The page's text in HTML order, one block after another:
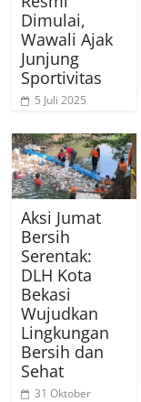
Dimulai,
Wawali Ajak
Junjung
Sportivitas
5 Juli 2025
Aksi Jumat
Bersih
Serentak:
DLH Kota
Bekasi
Wujudkan
Lingkungan
Bersih dan
Sehat
31 Oktober